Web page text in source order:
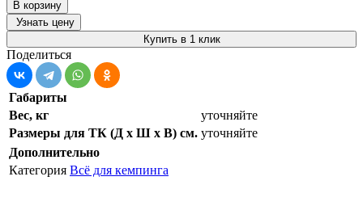
В корзину
Узнать цену
Купить в 1 клик
Поделиться
Габариты
Вес, кг
уточняйте
Размеры для ТК (Д х Ш х В) см. уточняйте
Дополнительно
Категория Всё для кемпинга